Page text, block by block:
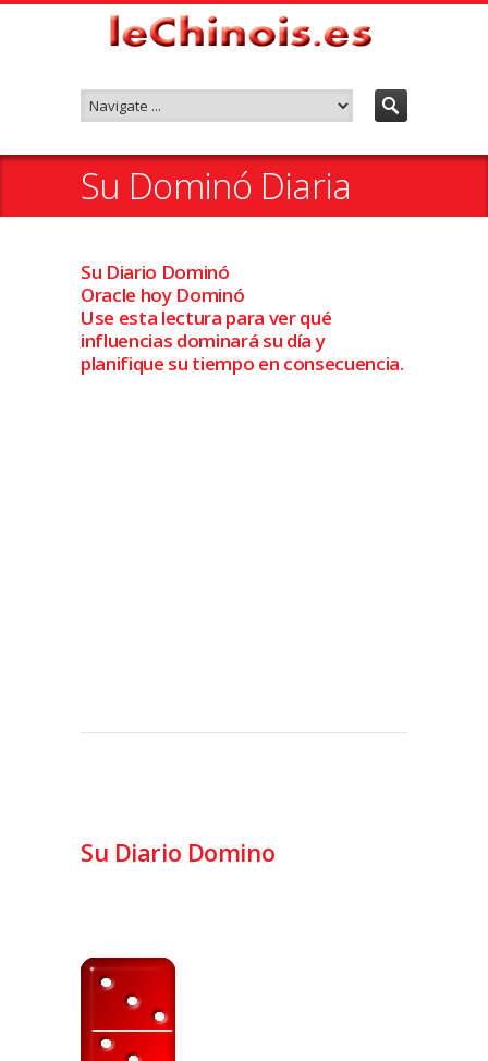
Su Dominó Diaria
Su Diario Dominó
Oracle hoy Dominó
Use esta lectura para ver qué
influencias dominará su día y
planifique su tiempo en consecuencia.
Su Diario Domino